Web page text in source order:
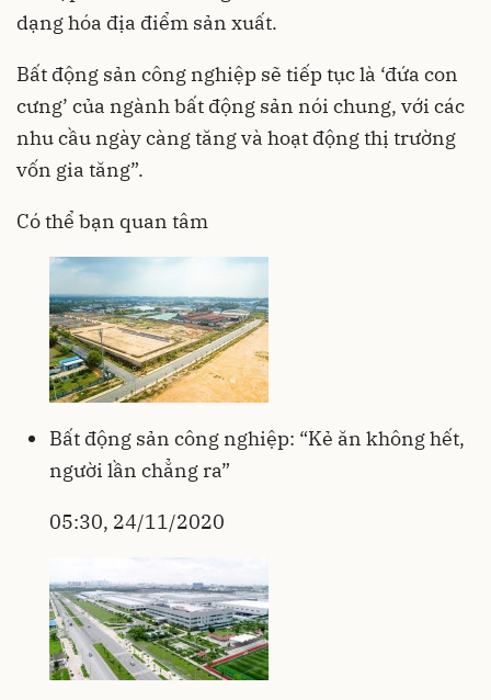
dạng hóa địa điểm sản xuất.
Bất động sản công nghiệp sẽ tiếp tục là ‘đứa con
cưng’ của ngành bất động sản nói chung, với các
nhu cầu ngày càng tăng và hoạt động thị trường
vốn gia tăng”.
Có thể bạn quan tâm
Bất động sản công nghiệp: “Kẻ ăn không hết,
người lần chẳng ra”
05:30, 24/11/2020